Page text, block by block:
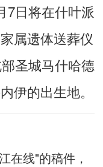
7日将在什叶派
属遗体送葬仪
圣城马什哈德
伊的出生地。
在线"的稿件，